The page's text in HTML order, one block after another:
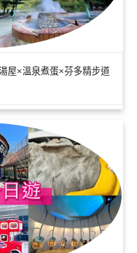
屋×溫泉煮蛋×芬多精步道